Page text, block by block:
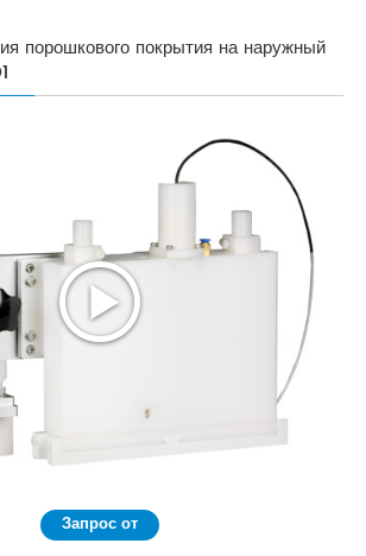
порошкового покрытия на наружный
Запрос от